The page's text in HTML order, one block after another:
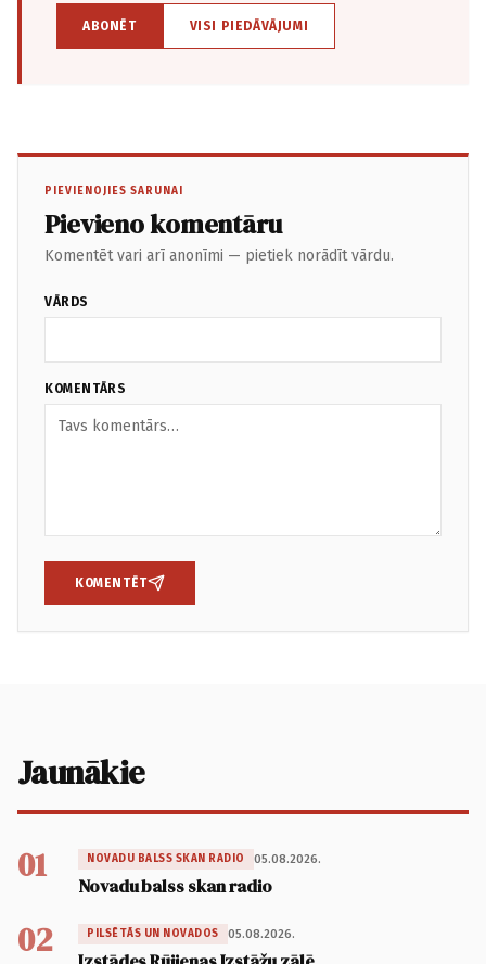
ABONĒT VISI PIEDĀVĀJUMI
PIEVIENOJIES SARUNAI
Pievieno komentāru
Komentēt vari arī anonīmi — pietiek norādīt vārdu.
VĀRDS
KOMENTĀRS
KOMENTĒT
Jaunākie
01 NOVADU BALSS SKAN RADIO 05.08.2026.
Novadu balss skan radio
02 PILSĒTĀS UN NOVADOS 05.08.2026.